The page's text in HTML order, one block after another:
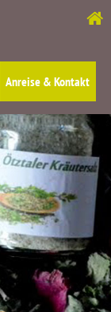
Anreise & Kontakt